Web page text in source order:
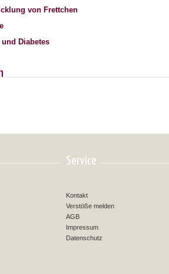
von Frettchen
Diabetes
Service
Kontakt
Verstöße melden
AGB
Impressum
Datenschutz